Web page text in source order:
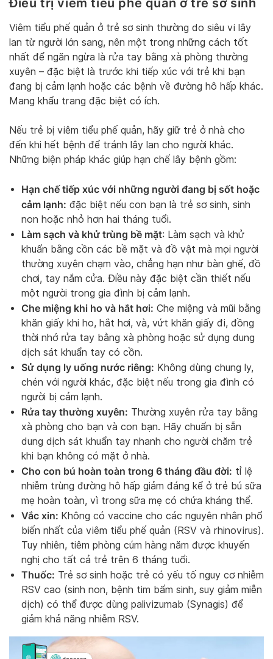
Điều trị viêm tiểu phế quản ở trẻ sơ sinh
Viêm tiểu phế quản ở trẻ sơ sinh thường do siêu vi lây
lan từ người lớn sang, nên một trong những cách tốt
nhất để ngăn ngừa là rửa tay bằng xà phòng thường
xuyên – đặc biệt là trước khi tiếp xúc với trẻ khi bạn
đang bị cảm lạnh hoặc các bệnh về đường hô hấp khác.
Mang khẩu trang đặc biệt có ích.
Nếu trẻ bị viêm tiểu phế quản, hãy giữ trẻ ở nhà cho
đến khi hết bệnh để tránh lây lan cho người khác.
Những biện pháp khác giúp hạn chế lây bệnh gồm:
Hạn chế tiếp xúc với những người đang bị sốt hoặc
cảm lạnh: đặc biệt nếu con bạn là trẻ sơ sinh, sinh
non hoặc nhỏ hơn hai tháng tuổi.
Làm sạch và khử trùng bề mặt: Làm sạch và khử
khuẩn bằng cồn các bề mặt và đồ vật mà mọi người
thường xuyên chạm vào, chẳng hạn như bàn ghế, đồ
chơi, tay nắm cửa. Điều này đặc biệt cần thiết nếu
một người trong gia đình bị cảm lạnh.
Che miệng khi ho và hắt hơi: Che miệng và mũi bằng
khăn giấy khi ho, hắt hơi, và, vứt khăn giấy đi, đồng
thời nhớ rửa tay bằng xà phòng hoặc sử dụng dung
dịch sát khuẩn tay có cồn.
Sử dụng ly uống nước riêng: Không dùng chung ly,
chén với người khác, đặc biệt nếu trong gia đình có
người bị cảm lạnh.
Rửa tay thường xuyên: Thường xuyên rửa tay bằng
xà phòng cho bạn và con bạn. Hãy chuẩn bị sẵn
dung dịch sát khuẩn tay nhanh cho người chăm trẻ
khi bạn không có mặt ở nhà.
Cho con bú hoàn toàn trong 6 tháng đầu đời: tỉ lệ
nhiễm trùng đường hô hấp giảm đáng kể ở trẻ bú sữa
mẹ hoàn toàn, vì trong sữa mẹ có chứa kháng thể.
Vắc xin: Không có vaccine cho các nguyên nhân phổ
biến nhất của viêm tiểu phế quản (RSV và rhinovirus).
Tuy nhiên, tiêm phòng cúm hàng năm được khuyến
nghị cho tất cả trẻ trên 6 tháng tuổi.
Thuốc: Trẻ sơ sinh hoặc trẻ có yếu tố nguy cơ nhiễm
RSV cao (sinh non, bệnh tim bẩm sinh, suy giảm miễn
dịch) có thể được dùng palivizumab (Synagis) để
giảm khả năng nhiễm RSV.